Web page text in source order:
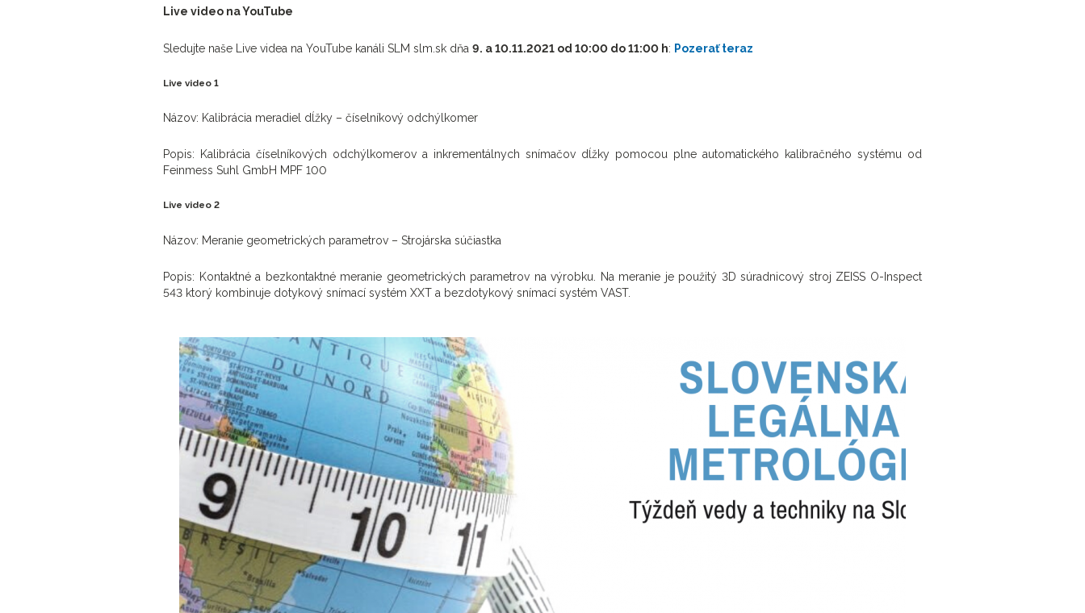
Live video na YouTube
Sledujte naše Live videa na YouTube kanáli SLM slm.sk dňa 9. a 10.11.2021 od 10:00 do 11:00 h: Pozerať teraz
Live video 1
Názov: Kalibrácia meradiel dĺžky – číselníkový odchýlkomer
Popis: Kalibrácia číselníkových odchýlkomerov a inkrementálnych snímačov dĺžky pomocou plne automatického kalibračného systému od
Feinmess Suhl GmbH MPF 100
Live video 2
Názov: Meranie geometrických parametrov – Strojárska súčiastka
Popis: Kontaktné a bezkontaktné meranie geometrických parametrov na výrobku. Na meranie je použitý 3D súradnicový stroj ZEISS O-Inspect
543 ktorý kombinuje dotykový snímací systém XXT a bezdotykový snímací systém VAST.